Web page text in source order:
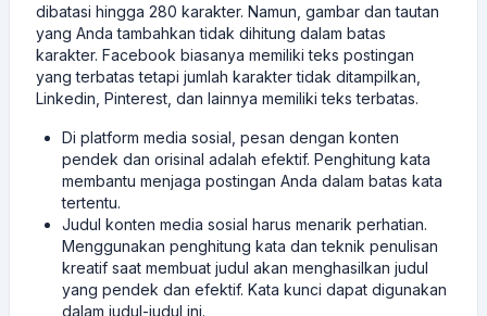
dibatasi hingga 280 karakter. Namun, gambar dan tautan
yang Anda tambahkan tidak dihitung dalam batas
karakter. Facebook biasanya memiliki teks postingan
yang terbatas tetapi jumlah karakter tidak ditampilkan,
Linkedin, Pinterest, dan lainnya memiliki teks terbatas.
Di platform media sosial, pesan dengan konten
pendek dan orisinal adalah efektif. Penghitung kata
membantu menjaga postingan Anda dalam batas kata
tertentu.
Judul konten media sosial harus menarik perhatian.
Menggunakan penghitung kata dan teknik penulisan
kreatif saat membuat judul akan menghasilkan judul
yang pendek dan efektif. Kata kunci dapat digunakan
dalam judul-judul ini.